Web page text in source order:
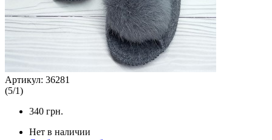
Артикул: 36281
(5/1)
340 грн.
Нет в наличии